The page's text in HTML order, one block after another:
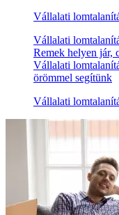
Vállalati
Vállalati
Remek helyen jár,
Vállalati
örömmel segítünk
Vállalati